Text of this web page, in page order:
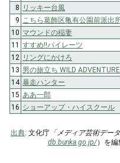
8
リッキー台風
9
こちら葛飾区亀有公園前派出
10 マウンドの稲妻
11 すすめ!!パイレーツ
12
リングにかけろ
13 男の旅立ち WILD ADVENTURE
14 暴走ハンター
15 ああ一郎
16 ショーアップ・ハイスクール
出典: 文化庁 「メディア芸術デー
db.bunka.go.jp/）を編